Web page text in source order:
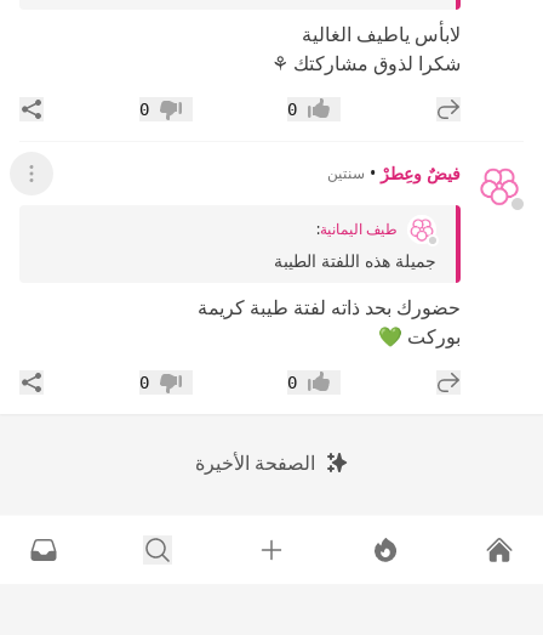
لابأس ياطيف الغالية
شكرا لذوق مشاركتك ⚘
إضافة رد جديد إعجاب0 عدم إعجاب
0
فيضٌ وعِطرْ • سنتين عرض
طيف اليمانية:
جميلة هذه اللفتة الطيبة
حضورك بحد ذاته لفتة طيبة كريمة
بوركت 💚
إضافة رد جديد إعجاب0 عدم إعجاب
0
الصفحة الأخيرة